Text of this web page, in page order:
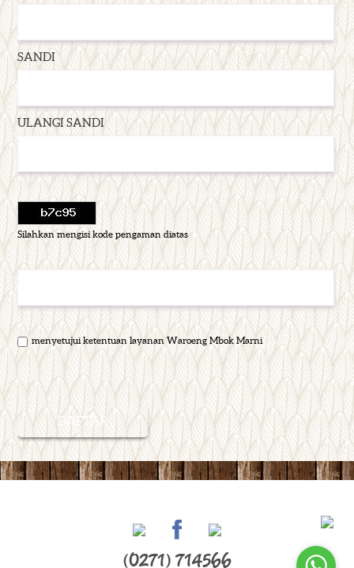
SANDI
ULANGI SANDI
Silahkan mengisi kode pengaman diatas
menyetujui ketentuan layanan Waroeng Mbok Marni
(0271) 714566